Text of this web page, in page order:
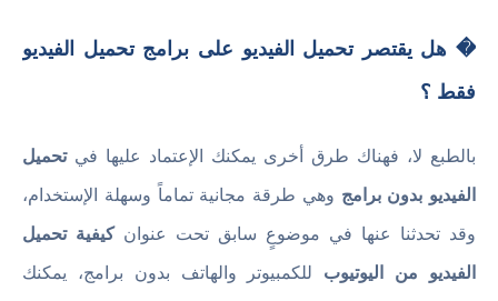
� هل يقتصر تحميل الفيديو على برامج تحميل الفيديو
فقط ؟
بالطبع لا، فهناك طرق أخرى يمكنك الإعتماد عليها فيتحميل
الفيديو بدون برامج وهي طرقة مجانية تماماً وسهلة الإستخدام،
وقد تحدثنا عنها في موضوعٍ سابق تحت عنوانكيفية تحميل
الفيديو من اليوتيوب للكمبيوتر والهاتف بدون برامج، يمكنك